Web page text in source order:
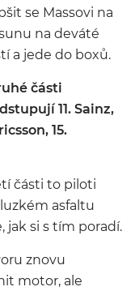
se Massovi na
na deváté
a jede do boxů.
části
11. Sainz,
15.
části to piloti
asfaltu
jak si s tím poradí.
znovu
motor, ale